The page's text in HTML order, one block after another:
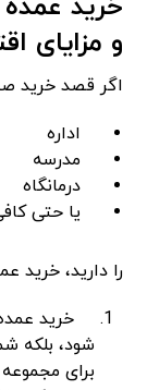
و مزایای
اگر قصد خرید
اداره
مدرسه
درمانگاه
یا حتی
را دارید،
خرید
‌شود، بلکه
برای